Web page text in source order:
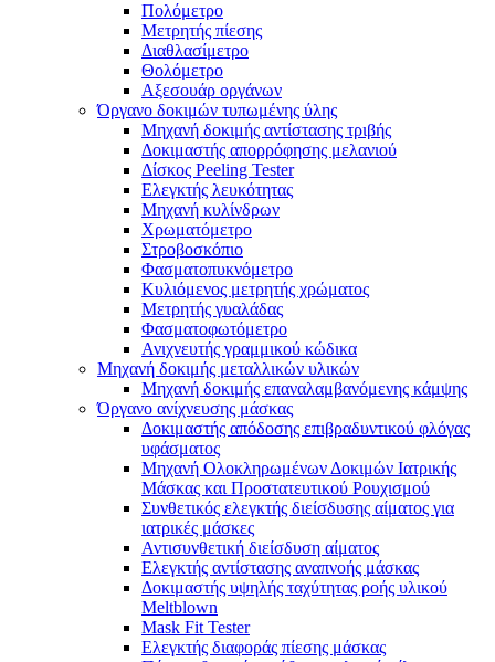
Πολόμετρο
Μετρητής πίεσης
Διαθλασίμετρο
Θολόμετρο
Αξεσουάρ οργάνων
Όργανο δοκιμών τυπωμένης ύλης
Μηχανή δοκιμής αντίστασης τριβής
Δοκιμαστής απορρόφησης μελανιού
Δίσκος Peeling Tester
Ελεγκτής λευκότητας
Μηχανή κυλίνδρων
Χρωματόμετρο
Στροβοσκόπιο
Φασματοπυκνόμετρο
Κυλιόμενος μετρητής χρώματος
Μετρητής γυαλάδας
Φασματοφωτόμετρο
Ανιχνευτής γραμμικού κώδικα
Μηχανή δοκιμής μεταλλικών υλικών
Μηχανή δοκιμής επαναλαμβανόμενης κάμψης
Όργανο ανίχνευσης μάσκας
Δοκιμαστής απόδοσης επιβραδυντικού φλόγας
υφάσματος
Μηχανή Ολοκληρωμένων Δοκιμών Ιατρικής
Μάσκας και Προστατευτικού Ρουχισμού
Συνθετικός ελεγκτής διείσδυσης αίματος για
ιατρικές μάσκες
Αντισυνθετική διείσδυση αίματος
Ελεγκτής αντίστασης αναπνοής μάσκας
Δοκιμαστής υψηλής ταχύτητας ροής υλικού
Meltblown
Mask Fit Tester
Ελεγκτής διαφοράς πίεσης μάσκας